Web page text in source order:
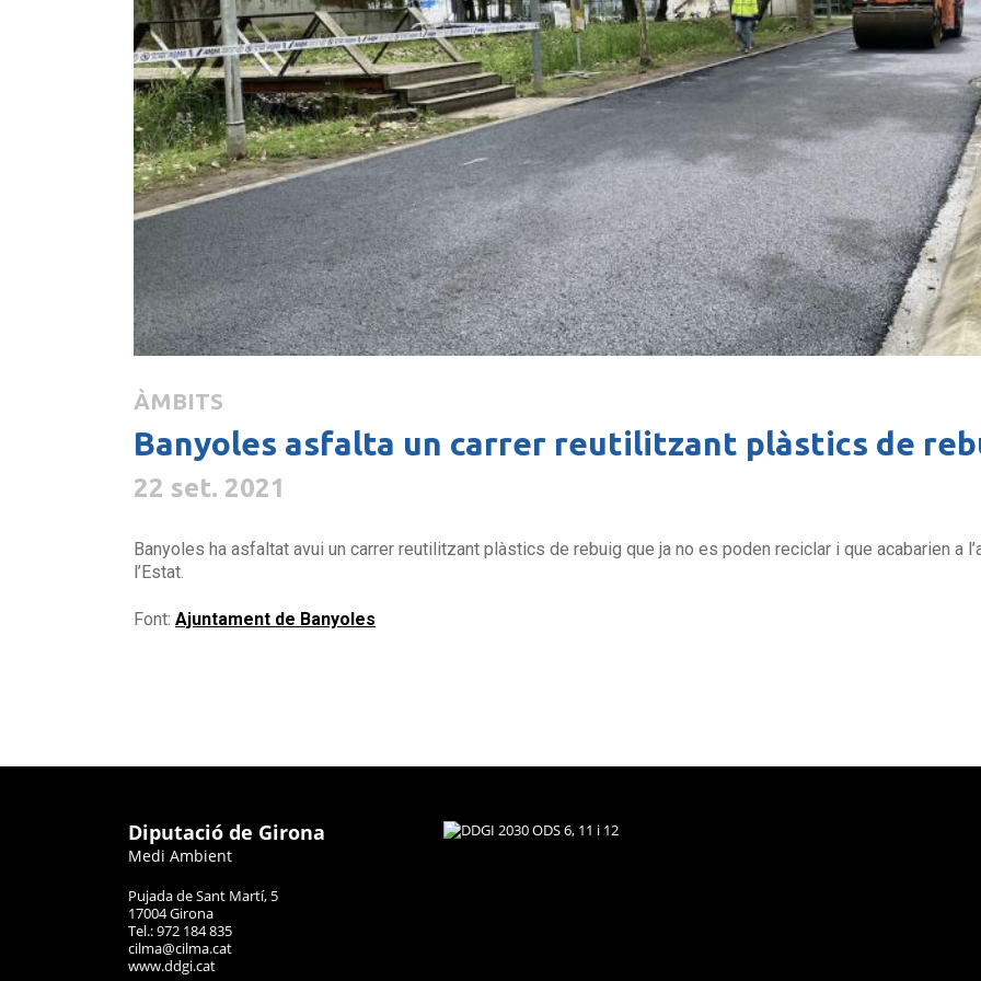
ÀMBITS
Banyoles asfalta un carrer reutilitzant plàstics de
22 set. 2021
Banyoles ha asfaltat avui un carrer reutilitzant plàstics de rebuig que ja no es poden reciclar i que acabarien a
l’Estat.
Font: Ajuntament de Banyoles
Diputació de Girona
Medi Ambient
Pujada de Sant Martí, 5
17004 Girona
Tel.: 972 184 835
cilma@cilma.cat
www.ddgi.cat